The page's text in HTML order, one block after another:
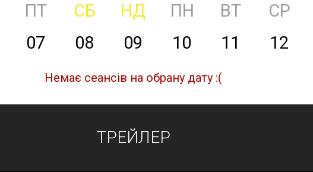
ПТ СБ НД ПН ВТ
СР
07 08 09 10 11 12
Немає сеансів на обрану дату :(
ТРЕЙЛЕР